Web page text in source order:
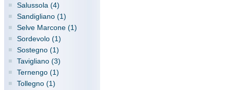
Salussola (4)
Sandigliano (1)
Selve Marcone (1)
Sordevolo (1)
Sostegno (1)
Tavigliano (3)
Ternengo (1)
Tollegno (1)